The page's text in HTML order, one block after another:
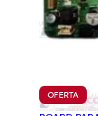
OFERTA
EN